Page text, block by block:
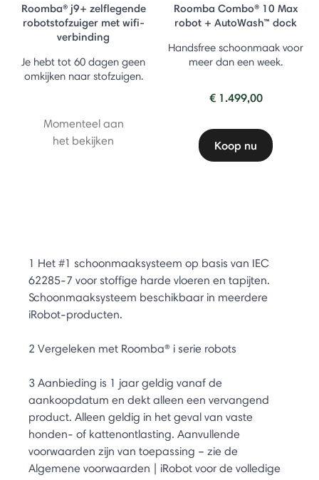
Roomba® j9+ zelflegende
robotstofzuiger met wifi-
verbinding
Je hebt tot 60 dagen geen
omkijken naar stofzuigen.
Momenteel aan
het bekijken
Roomba Combo® 10 Max
robot + AutoWash™ dock
Handsfree schoonmaak voor
meer dan een week.
€ 1.499,00
Koop nu
1 Het #1 schoonmaaksysteem op basis van IEC
62285-7 voor stoffige harde vloeren en tapijten.
Schoonmaaksysteem beschikbaar in meerdere
iRobot-producten.
2 Vergeleken met Roomba® i serie robots
3 Aanbieding is 1 jaar geldig vanaf de
aankoopdatum en dekt alleen een vervangend
product. Alleen geldig in het geval van vaste
honden- of kattenontlasting. Aanvullende
voorwaarden zijn van toepassing – zie de
Algemene voorwaarden | iRobot voor de volledige